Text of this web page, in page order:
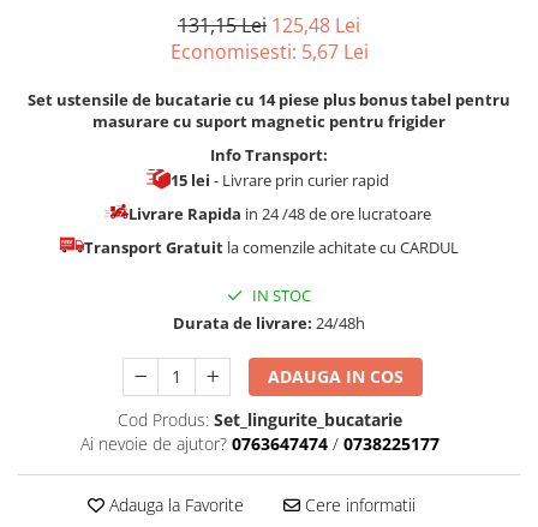
131,15 Lei 125,48 Lei
Economisesti: 5,67 Lei
Set ustensile de bucatarie cu 14 piese plus bonus tabel pentru
masurare cu suport magnetic pentru frigider
Info Transport:
15 lei - Livrare prin curier rapid
Livrare Rapida in 24 /48 de ore lucratoare
Transport Gratuit la comenzile achitate cu CARDUL
IN STOC
Durata de livrare: 24/48h
ADAUGA IN COS
Cod Produs: Set_lingurite_bucatarie
Ai nevoie de ajutor? 0763647474 / 0738225177
Adauga la Favorite Cere informatii